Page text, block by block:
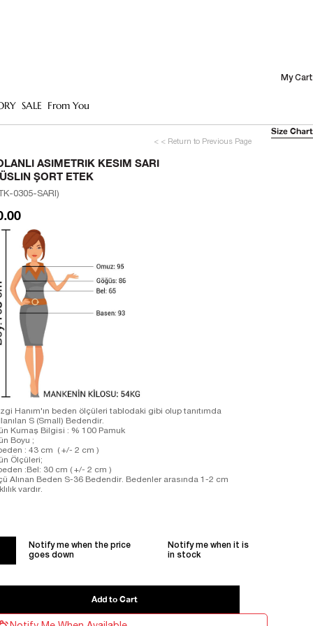
My Cart
SALE From You
< < Return to Previous Page
ASIMETRIK KESIM SARI
ŞORT ETEK
0305-SARI)
Hanım'ın beden ölçüleri tablodaki gibi olup tanıtımda
S (Small) Bedendir.
Kumaş Bilgisi : % 100 Pamuk
Boyu ;
: 43 cm ( +/- 2 cm )
Ölçüleri;
:Bel: 30 cm ( +/- 2 cm )
Alınan Beden S-36 Bedendir. Bedenler arasında 1-2 cm
vardır.
Notify me when the price
goes down
Notify me when it is
in stock
Size Chart